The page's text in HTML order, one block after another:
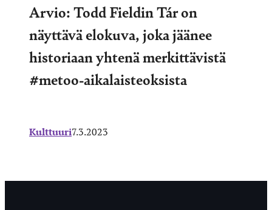
Arvio: Todd Fieldin Tár on
näyttävä elokuva, joka jäänee
historiaan yhtenä merkittävistä
#metoo-aikalaisteoksista
Kulttuuri7.3.2023